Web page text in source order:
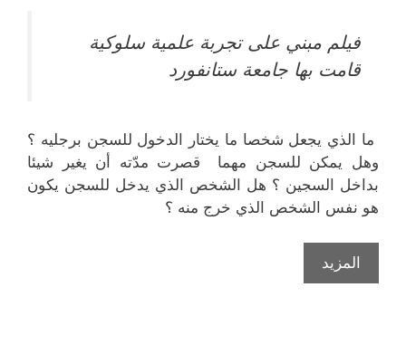
فيلم مبني على تجربة علمية سلوكية
قامت بها جامعة ستانفورد
ما الذي يجعل شخصا ما يختار الدخول للسجن برجليه ؟
وهل يمكن للسجن مهما قصرت مدّته أن يغير شيئا
بداخل السجين ؟ هل الشخص الذي يدخل للسجن يكون
هو نفس الشخص الذي خرج منه ؟
المزيد